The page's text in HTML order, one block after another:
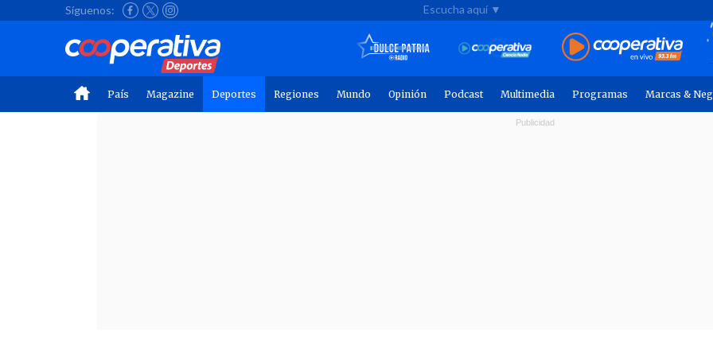
Síguenos: Escucha aquí ▼
País Magazine Deportes Regiones Mundo Opinión Podcast Multimedia Programas Marcas &